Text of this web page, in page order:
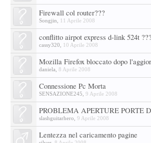
Firewall col router???
Songjin 11 Aprile 2008
conflitto airpot express d-link 524t ???
cassy320 10 Aprile 2008
Mozilla Firefox bloccato dopo
daniela 8 Aprile 2008
Connessione Pc Morta
SENSAZIONE245 9 Aprile 2008
PROBLEMA APERTURE PORTE
slashguitarhero 9 Aprile 2008
Lentezza nel caricamento pagine